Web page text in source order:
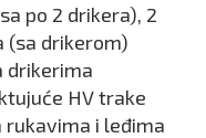
po 2 drikera), 2
(sa drikerom)
drikerima
HV trake
rukavima i leđima